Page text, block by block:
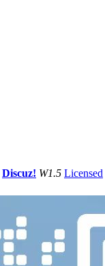
Discuz! W1.5 Licensed